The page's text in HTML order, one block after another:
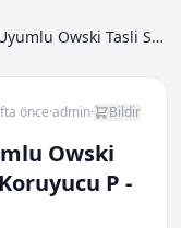
Iphone 11 12 12 Mini Uyumlu Owski Tasli Silver Kam...
önce·admin· Bildir
Owski
P -